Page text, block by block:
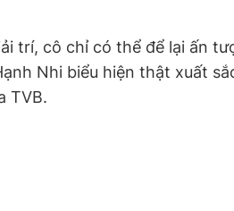
trí, cô chỉ có thể để lại ấn
Nhi biểu hiện thật xuất
TVB.